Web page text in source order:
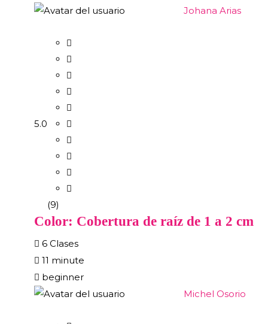
Johana Arias
5.0
(9)
Color: Cobertura de raíz de 1 a 2 cm
6 Clases
11 minute
beginner
Michel Osorio